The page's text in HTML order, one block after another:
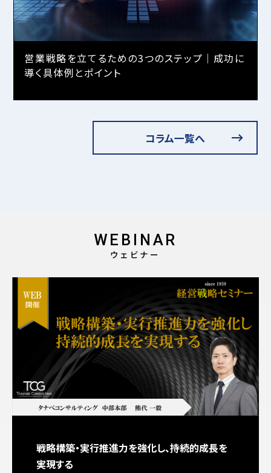
営業戦略を立てるための3つのステップ｜成功に
導く具体例とポイント
コラム一覧へ
WEBINAR
ウェビナー
戦略構築・実行推進力を強化し、持続的成長を
実現する